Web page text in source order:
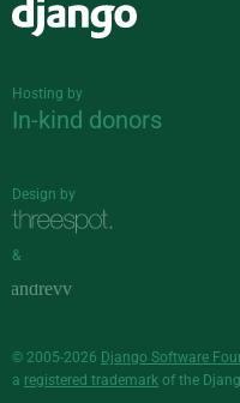
Hosting by
In-kind donors
Design by
&
© 2005-2026 Django Software
a registered trademark of the